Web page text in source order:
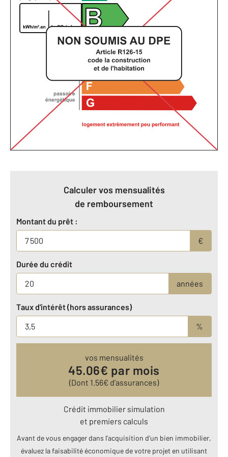
Calculer vos mensualités
de remboursement
Montant du prêt :
€
Durée du crédit
années
Taux d'intérêt (hors assurances)
%
vos mensualités
45.06€ par mois
(Dont 1.56€ d’assurances)
Crédit immobilier simulation
et premiers calculs
Avant de vous engager dans l’acquisition d’un bien immobilier,
évaluez la faisabilité économique de votre projet en utilisant